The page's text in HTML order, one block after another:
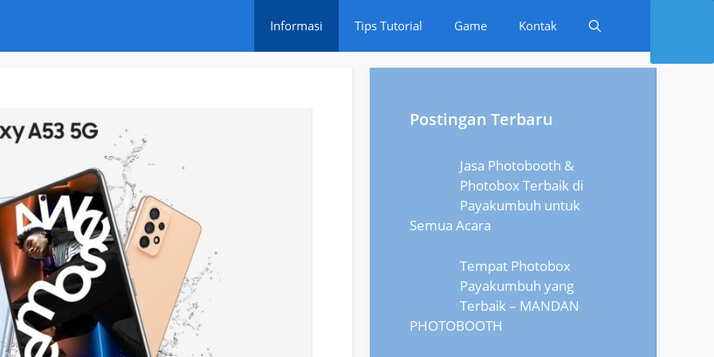
Informasi Tips Tutorial Game Kontak
Postingan Terbaru
Jasa Photobooth &
Photobox Terbaik di
Payakumbuh untuk
Semua Acara
Tempat Photobox
Payakumbuh yang
Terbaik – MANDAN
PHOTOBOOTH